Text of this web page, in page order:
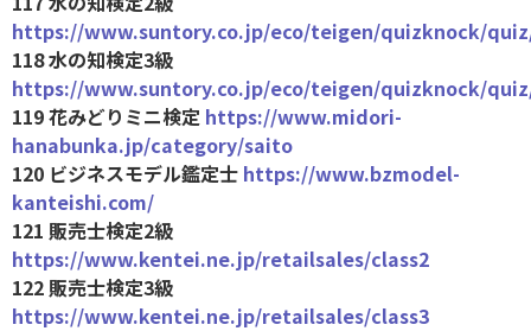
https://www.suntory.co.jp/eco/teigen/quizknock/
118 水の知検定3級
https://www.suntory.co.jp/eco/teigen/quizknock/
119 花みどりミニ検定 https://www.midori-
hanabunka.jp/category/saito
120 ビジネスモデル鑑定士 https://www.bzmodel-
kanteishi.com/
121 販売士検定2級
https://www.kentei.ne.jp/retailsales/class2
122 販売士検定3級
https://www.kentei.ne.jp/retailsales/class3